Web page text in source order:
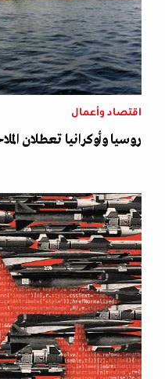
اقتصاد وأعمال
روسيا وأوكرانيا تعطلان